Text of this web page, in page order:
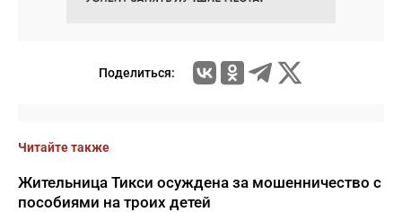
Поделиться:
Читайте также
Жительница Тикси осуждена за мошенничество с
пособиями на троих детей